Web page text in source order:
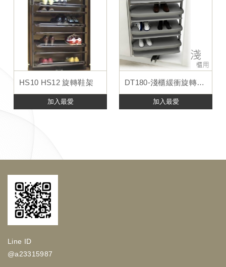
HS10 HS12 旋轉鞋架
加入最愛
DT180-淺櫃緩衝旋轉鞋架
加入最愛
Line ID
@a23315987